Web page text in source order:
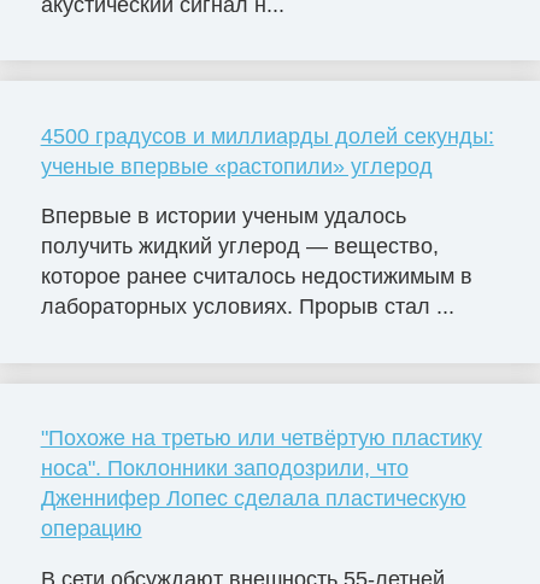
4500 градусов и миллиарды долей секунды:
ученые впервые «растопили» углерод
Впервые в истории ученым удалось
получить жидкий углерод — вещество,
которое ранее считалось недостижимым в
лабораторных условиях. Прорыв стал ...
"Похоже на третью или четвёртую пластику
носа". Поклонники заподозрили, что
Дженнифер Лопес сделала пластическую
операцию